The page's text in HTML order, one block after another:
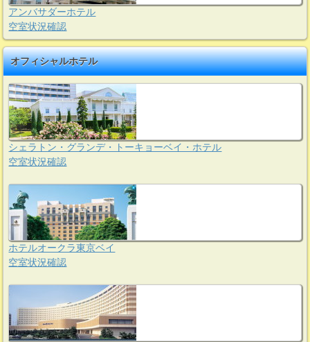
アンバサダーホテル
空室状況確認
オフィシャルホテル
シェラトン・グランデ・トーキョーベイ・ホテル
空室状況確認
ホテルオークラ東京ベイ
空室状況確認